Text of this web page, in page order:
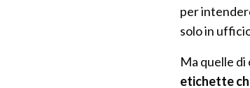
per
solo in
Ma quelle di
etichette